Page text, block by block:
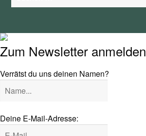
Ratgeber
Das Magazin
Stand Up Magazin TV
SPOT FINDER
nach:
Zum Newsletter anmelden
Verrätst du uns deinen Namen?
Deine E-Mail-Adresse: